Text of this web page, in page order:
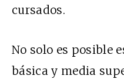
cursados.
No solo es posible
básica y media